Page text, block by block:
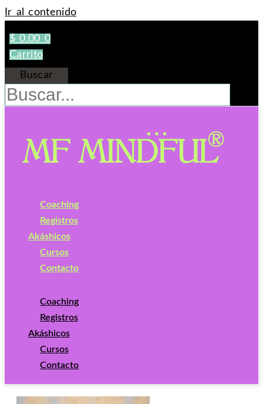
Ir al contenido
$ 0.00 0
Carrito
Buscar
Coaching
Registros
Akáshicos
Cursos
Contacto
Coaching
Registros
Akáshicos
Cursos
Contacto